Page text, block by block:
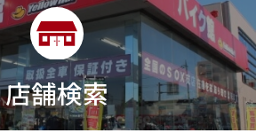
2級ボイラー技士2輪
30th Anniversary
ル30万以下30周年
ル313cc320台限定
35ps390390ADVENTURE
店舗検索